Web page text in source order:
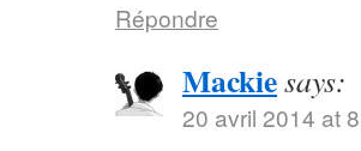
Répondre
Mackiesays:
20 avril 2014 at